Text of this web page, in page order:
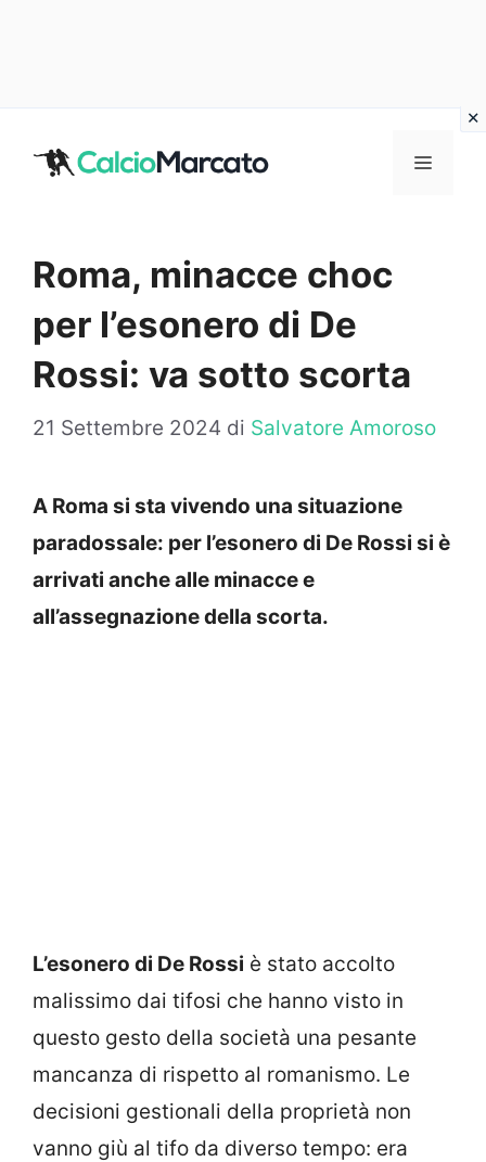
MENU
Roma, minacce choc
per l’esonero di De
Rossi: va sotto scorta
21 Settembre 2024 di Salvatore Amoroso
A Roma si sta vivendo una situazione
paradossale: per l’esonero di De Rossi si è
arrivati anche alle minacce e
all’assegnazione della scorta.
L’esonero di De Rossi è stato accolto
malissimo dai tifosi che hanno visto in
questo gesto della società una pesante
mancanza di rispetto al romanismo. Le
decisioni gestionali della proprietà non
vanno giù al tifo da diverso tempo: era